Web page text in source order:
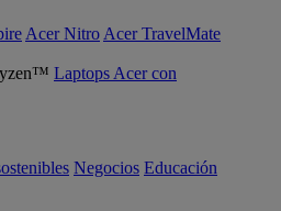
Acer Nitro Acer TravelMate
Laptops Acer con
Negocios Educación